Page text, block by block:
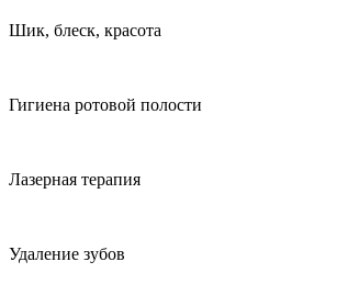
Шик, блеск, красота
Гигиена ротовой полости
Лазерная терапия
Удаление зубов